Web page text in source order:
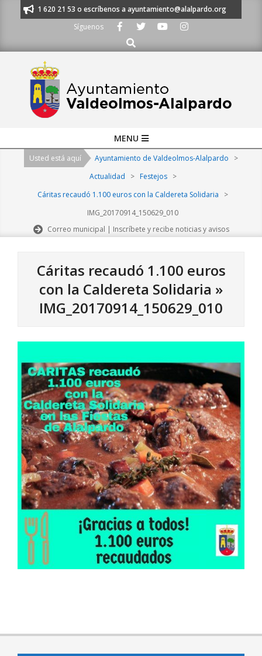
al 91 620 21 53 o escríbenos a ayuntamiento@alalpardo.org
Síguenos
Buscar
Navigation
MENU
Usted está aquí Ayuntamiento de Valdeolmos-Alalpardo
>
Actualidad
> Festejos
>
Cáritas recaudó 1.100 euros con la Caldereta Solidaria
>
IMG_20170914_150629_010
Correo municipal | Inscríbete y recibe noticias y avisos
Cáritas recaudó 1.100 euros
con la Caldereta Solidaria »
IMG_20170914_150629_010
09-